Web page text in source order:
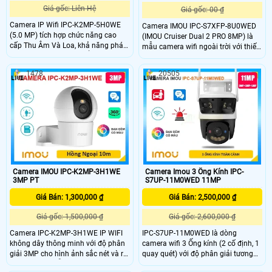
Giá gốc: Liên Hệ
Camera IP Wifi IPC-K2MP-5H0WE
(5.0 MP) tích hợp chức năng cao
cấp Thu Âm Và Loa, khả năng phát
hiện con người và chuyển động. Với
trang bị Chống Ngược Sáng HDR,
hình ảnh rõ nét dù ở môi trường ánh
sáng khác nhau. Công nghệ xử lý
hình ảnh thiếu sáng Có Màu Ban
Đêm mang lại hình ảnh sắc nét, tối
ưu khi giám sát ban đêm
Giá gốc: 00 ₫
Camera IMOU IPC-S7XFP-8U0WED
(IMOU Cruiser Dual 2 PRO 8MP) là
mẫu camera wifi ngoài trời với thiết
kế hiện đại và hai ống kính quay
quét, mang lại độ phân giải lên đến
8MP. Camera có khả năng quan sát
chi tiết trong điều kiện ánh sáng yếu
nhờ công nghệ AURORA siêu nhạy
sáng và hỗ trợ chống ngược sáng
HDR.
Camera IMOU IPC-K2MP-3H1WE
3MP PT
Giá Bán: 1,300,000 ₫
Giá gốc: 1,500,000 ₫
Camera IPC-K2MP-3H1WE IP WIFI
không dây thông minh với độ phân
giải 3MP cho hình ảnh sắc nét và rõ
ràng camera hỗ trợ đàm thoại 2
1478
Camera Imou 3 Ống Kính IPC-
S7UP-11M0WED 11MP
Giá Bán: 2,500,000 ₫
Giá gốc: 2,600,000 ₫
IPC-S7UP-11M0WED là dòng
camera wifi 3 Ống kính (2 cố định, 1
quay quét) với độ phân giải tương
ứng 3MP + 3MP + 5MP đem lại tầm
20505